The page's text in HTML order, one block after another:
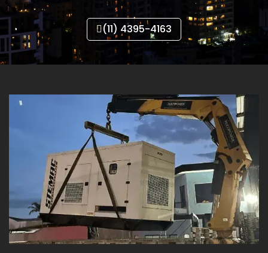
(11) 4395-4163